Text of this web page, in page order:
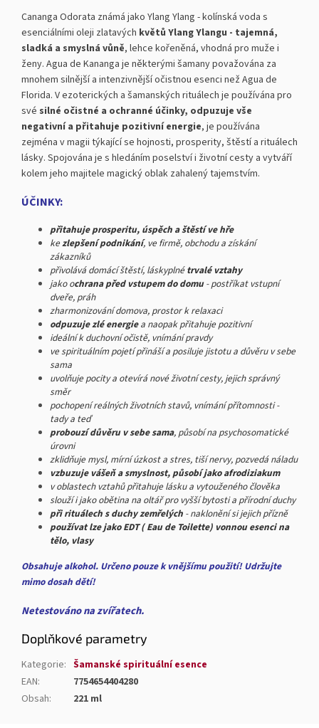
Cananga Odorata známá jako Ylang Ylang - kolínská voda s
esenciálními oleji zlatavých květů Ylang Ylangu - tajemná,
sladká a smyslná vůně, lehce kořeněná, vhodná pro muže i
ženy. Agua de Kananga je některými šamany považována za
mnohem silnější a intenzivnější očistnou esenci než Agua de
Florida. V ezoterických a šamanských rituálech je používána pro
své silné očistné a ochranné účinky, odpuzuje vše
negativní a přitahuje pozitivní energie, je používána
zejména v magii týkající se hojnosti, prosperity, štěstí a rituálech
lásky. Spojována je s hledáním poselství i životní cesty a vytváří
kolem jeho majitele magický oblak zahalený tajemstvím.
ÚČINKY:
přitahuje prosperitu, úspěch a štěstí ve hře
kezlepšení podnikání, ve firmě, obchodu a získání
zákazníků
přivolává domácí štěstí, láskyplnétrvalé vztahy
jako ochrana před vstupem do domu- postříkat vstupní
dveře, práh
zharmonizování domova, prostor k relaxaci
odpuzuje zlé energiea naopak přitahuje pozitivní
ideální k duchovní očistě, vnímání pravdy
ve spirituálním pojetí přináší a posiluje jistotu a důvěru v sebe
sama
uvolňuje pocity a otevírá nové životní cesty, jejich správný
směr
pochopení reálných životních stavů, vnímání přítomnosti -
tady a teď
probouzí důvěru v sebe sama, působí na psychosomatické
úrovni
zklidňuje mysl, mírní úzkost a stres, tiší nervy, pozvedá náladu
vzbuzuje vášeň a smyslnost, působí jako afrodiziakum
v oblastech vztahů přitahuje lásku a vytouženého člověka
slouží i jako obětina na oltář pro vyšší bytosti a přírodní duchy
při rituálech s duchy zemřelých - naklonění si jejich přízně
používat lze jako EDT ( Eau de Toilette) vonnou esenci na
tělo, vlasy
Obsahuje alkohol. Určeno pouze k vnějšímu použití! Udržujte
mimo dosah dětí!
Netestováno na zvířatech.
Doplňkové parametry
Kategorie: Šamanské spirituální esence
EAN:
7754654404280
Obsah: 221 ml